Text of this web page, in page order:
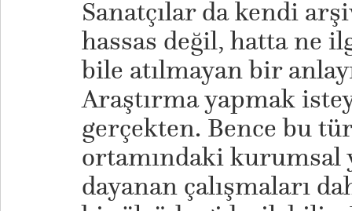
Sanatçılar da kendi
hassas değil, hatta ne
bile atılmayan bir
Araştırma yapmak
gerçekten. Bence bu
ortamındaki kurumsal
dayanan çalışmaları